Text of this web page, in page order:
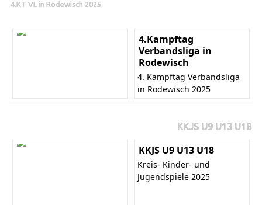
4.KT VL in Rodewisch 2025
4.Kampftag
Verbandsliga in
Rodewisch
4. Kampftag Verbandsliga
in Rodewisch 2025
KKJS U9 U13 U18
KKJS U9 U13 U18
Kreis- Kinder- und
Jugendspiele 2025